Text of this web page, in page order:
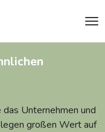
Unternehmen und
großen Wert auf